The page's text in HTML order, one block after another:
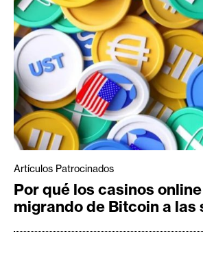
Artículos Patrocinados
Por qué los casinos
migrando de Bitcoin a las